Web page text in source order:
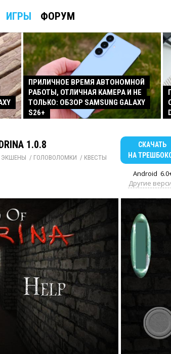
ИГРЫ ФОРУМ
ПРИЛИЧНОЕ ВРЕМЯ АВТОНОМНОЙ
РАБОТЫ, ОТЛИЧНАЯ КАМЕРА И НЕ
ТОЛЬКО: ОБЗОР SAMSUNG GALAXY
S26+
1.0.8
ЭКШЕНЫ / ГОЛОВОЛОМКИ / КВЕСТЫ
СКАЧАТЬ
НА
Android
Другие